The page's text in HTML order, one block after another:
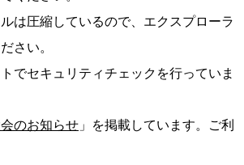
は圧縮しているので、エクスプローラ
さい。
でセキュリティチェックを行っていま
のお知らせ 」を掲載しています。ご利